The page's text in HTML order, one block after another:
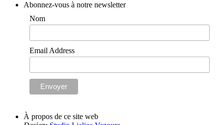
Abonnez-vous à notre newsletter
Nom
Email Address
À propos de ce site web